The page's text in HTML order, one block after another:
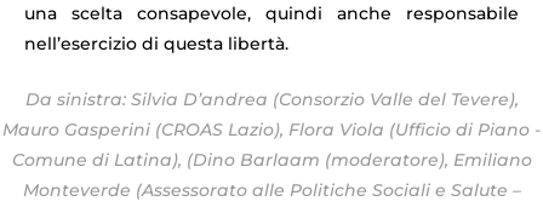
una scelta consapevole, quindi anche responsabile
nell’esercizio di questa libertà.
Da sinistra: Silvia D’andrea (Consorzio Valle del Tevere),
Mauro Gasperini (CROAS Lazio), Flora Viola (Ufficio di Piano -
Comune di Latina), (Dino Barlaam (moderatore), Emiliano
Monteverde (Assessorato alle Politiche Sociali e Salute –